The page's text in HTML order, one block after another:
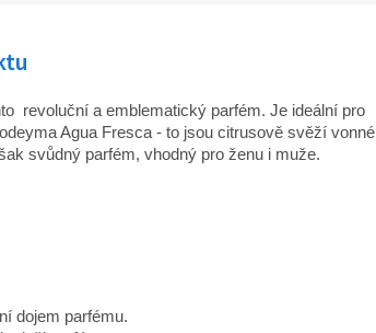
revoluční a emblematický parfém. Je ideální pro
Agua Fresca - to jsou citrusově svěží vonné
svůdný parfém, vhodný pro ženu i muže.
dojem parfému.